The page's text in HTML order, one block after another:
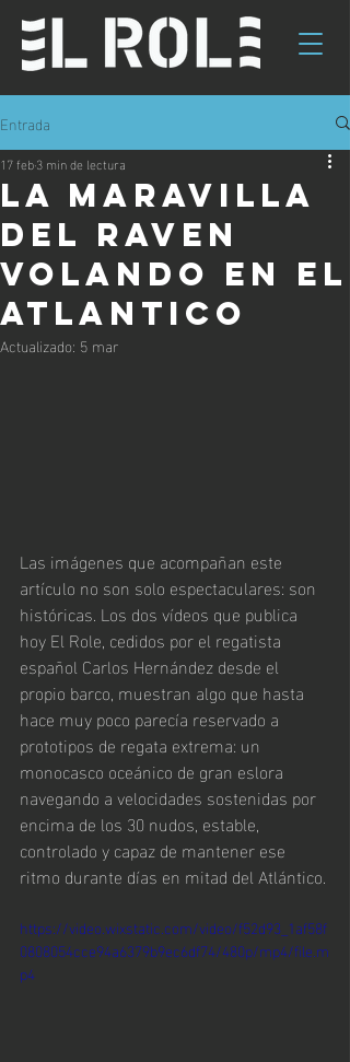
Entrada
La maravilla
del raven
volando en el
atlantico
17 feb3 min de lectura
Actualizado: 5 mar
Las imágenes que acompañan este
artículo no son solo espectaculares: son
históricas. Los dos vídeos que publica
hoy El Role, cedidos por el regatista
español Carlos Hernández desde el
propio barco, muestran algo que hasta
hace muy poco parecía reservado a
prototipos de regata extrema: un
monocasco oceánico de gran eslora
navegando a velocidades sostenidas por
encima de los 30 nudos, estable,
controlado y capaz de mantener ese
ritmo durante días en mitad del Atlántico.
https://video.wixstatic.com/video/f52d93_1af58f
0808054cce94a6379b9ec6df74/480p/mp4/file.m
p4